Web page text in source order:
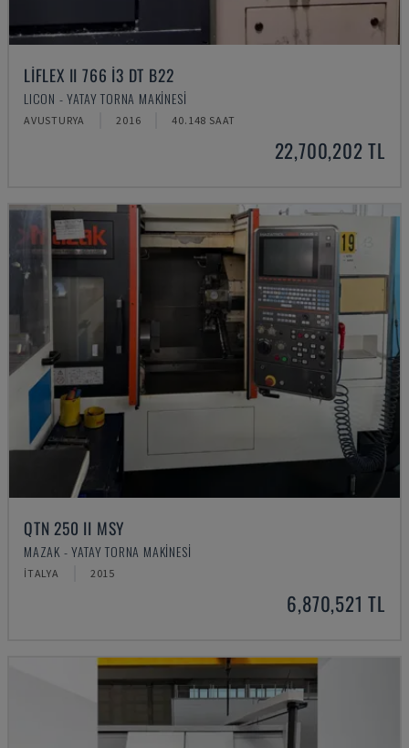
LIFLEX II 766 I3 DT B22
LICON - YATAY TORNA MAKINESI
AVUSTURYA 2016 40.148 SAAT
22,700,202 TL
QTN 250 II MSY
MAZAK - YATAY TORNA MAKINESI
İTALYA 2015
6,870,521 TL